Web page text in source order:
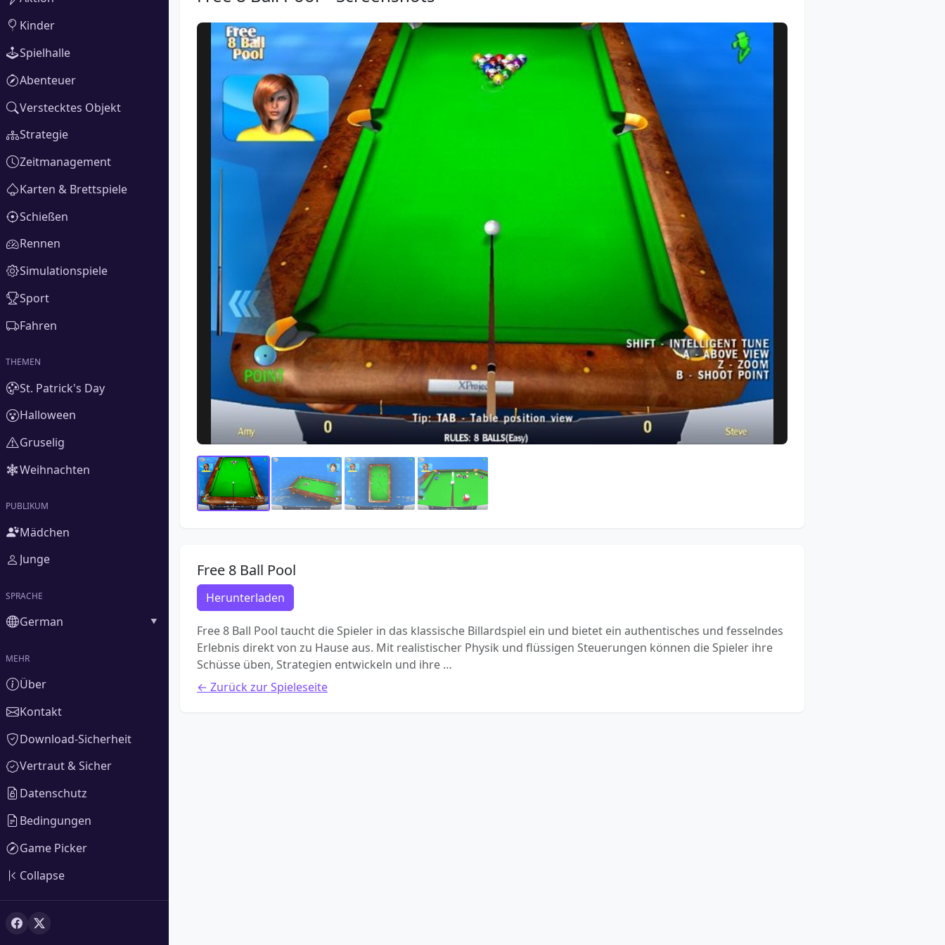
Free 8 Ball Pool
Herunterladen
Free 8 Ball Pool taucht die Spieler in das klassische Billardspiel ein und bietet ein authentisches und fesselndes
Erlebnis direkt von zu Hause aus. Mit realistischer Physik und flüssigen Steuerungen können die Spieler ihre
Schüsse üben, Strategien entwickeln und ihre …
← Zurück zur Spieleseite
Kinder
Spielhalle
Abenteuer
Verstecktes Objekt
Strategie
Zeitmanagement
Karten & Brettspiele
Schießen
Rennen
Simulationspiele
Sport
Fahren
THEMEN
St. Patrick's Day
Halloween
Gruselig
Weihnachten
PUBLIKUM
Mädchen
Junge
SPRACHE
German
MEHR
Über
Kontakt
Download-Sicherheit
Vertraut & Sicher
Datenschutz
Bedingungen
Game Picker
Collapse